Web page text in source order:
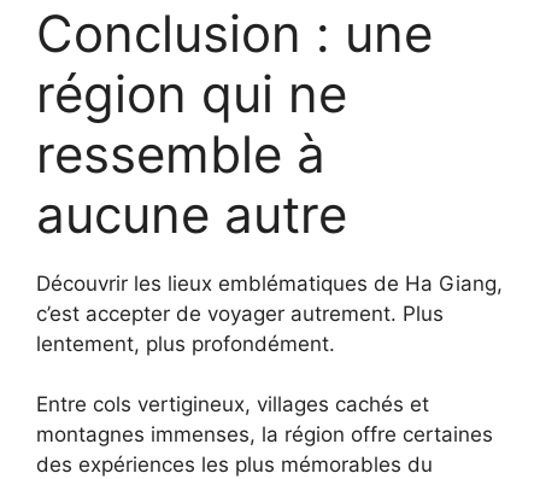
Conclusion : une
région qui ne
ressemble à
aucune autre
Découvrir les lieux emblématiques de Ha Giang,
c’est accepter de voyager autrement. Plus
lentement, plus profondément.
Entre cols vertigineux, villages cachés et
montagnes immenses, la région offre certaines
des expériences les plus mémorables du